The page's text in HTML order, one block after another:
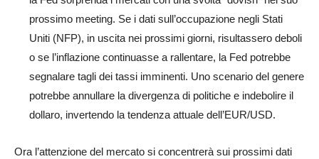
prossimo meeting. Se i dati sull’occupazione negli Stati
Uniti (NFP), in uscita nei prossimi giorni, risultassero deboli
o se l’inflazione continuasse a rallentare, la Fed potrebbe
segnalare tagli dei tassi imminenti. Uno scenario del genere
potrebbe annullare la divergenza di politiche e indebolire il
dollaro, invertendo la tendenza attuale dell’EUR/USD.
Ora l’attenzione del mercato si concentrerà sui prossimi dati